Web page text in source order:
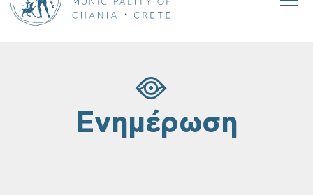
Ενημέρωση